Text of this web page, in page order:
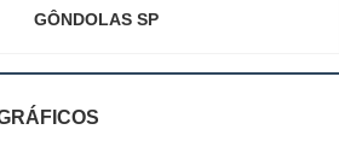
GÔNDOLAS SP